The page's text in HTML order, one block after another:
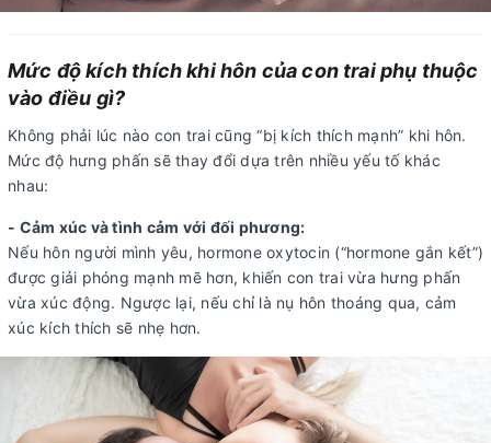
Mức độ kích thích khi hôn của con trai phụ thuộc
vào điều gì?
Không phải lúc nào con trai cũng “bị kích thích mạnh” khi hôn.
Mức độ hưng phấn sẽ thay đổi dựa trên nhiều yếu tố khác
nhau:
- Cảm xúc và tình cảm với đối phương:
Nếu hôn người mình yêu, hormone oxytocin (“hormone gắn kết”)
được giải phóng mạnh mẽ hơn, khiến con trai vừa hưng phấn
vừa xúc động. Ngược lại, nếu chỉ là nụ hôn thoáng qua, cảm
xúc kích thích sẽ nhẹ hơn.